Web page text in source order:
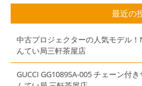
ージェル【質】
【かんてい局】
【三軒茶屋】
んてい局
茶屋店（
園都市桜
客様より
せて頂き
最近の
中古プロジェクターの人気モデル
んてい局三軒茶屋店
GUCCI GG1089SA-005 チェーン付